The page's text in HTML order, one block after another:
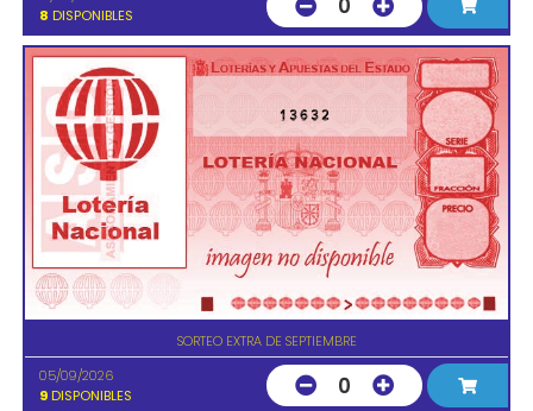
8 DISPONIBLES 0
13632
SORTEO EXTRA DE SEPTIEMBRE
05/09/2026
9 DISPONIBLES 0